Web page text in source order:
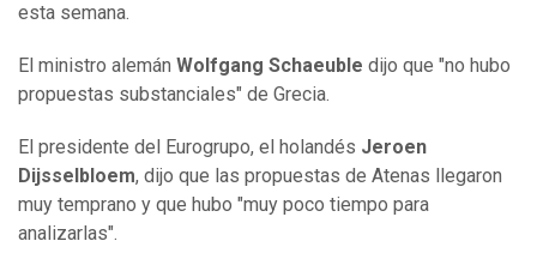
esta semana.
El ministro alemán Wolfgang Schaeuble dijo que "no hubo
propuestas substanciales" de Grecia.
El presidente del Eurogrupo, el holandés Jeroen
Dijsselbloem, dijo que las propuestas de Atenas llegaron
muy temprano y que hubo "muy poco tiempo para
analizarlas".